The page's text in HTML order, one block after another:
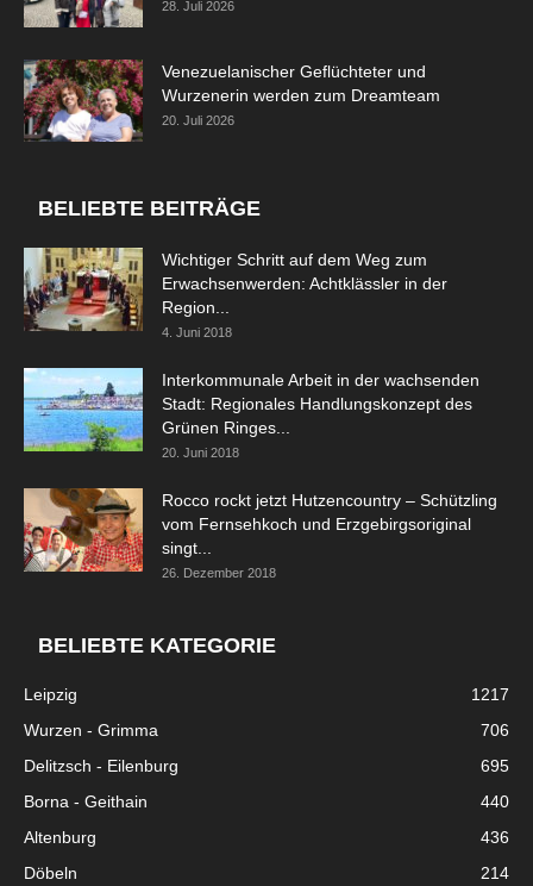
28. Juli 2026
Venezuelanischer Geflüchteter und
Wurzenerin werden zum Dreamteam
20. Juli 2026
BELIEBTE BEITRÄGE
Wichtiger Schritt auf dem Weg zum
Erwachsenwerden: Achtklässler in der
Region...
4. Juni 2018
Interkommunale Arbeit in der wachsenden
Stadt: Regionales Handlungskonzept des
Grünen Ringes...
20. Juni 2018
Rocco rockt jetzt Hutzencountry – Schützling
vom Fernsehkoch und Erzgebirgsoriginal
singt...
26. Dezember 2018
BELIEBTE KATEGORIE
Leipzig
1217
Wurzen - Grimma
706
Delitzsch - Eilenburg
695
Borna - Geithain
440
Altenburg
436
Döbeln
214